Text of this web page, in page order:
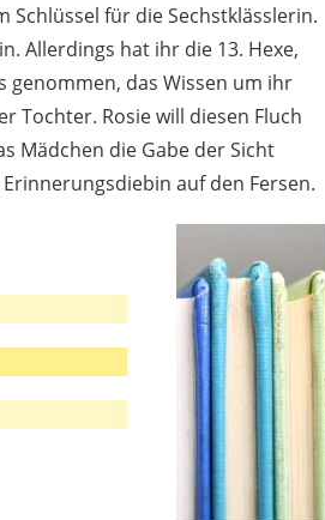
Schlüssel für die Sechstklässlerin.
Allerdings hat ihr die 13. Hexe,
genommen, das Wissen um ihr
Tochter. Rosie will diesen Fluch
Mädchen die Gabe der Sicht
auf den Fersen.